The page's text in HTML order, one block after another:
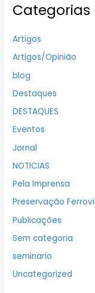
Categorias
Artigos
Artigos/Opinião
blog
Destaques
DESTAQUES
Eventos
Jornal
NOTICIAS
Pela Imprensa
Preservação
Publicações
Sem categoria
seminario
Uncategorized